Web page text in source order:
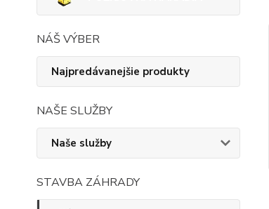
NÁŠ VÝBER
Najpredávanejšie produkty
NAŠE SLUŽBY
Naše služby
STAVBA ZÁHRADY